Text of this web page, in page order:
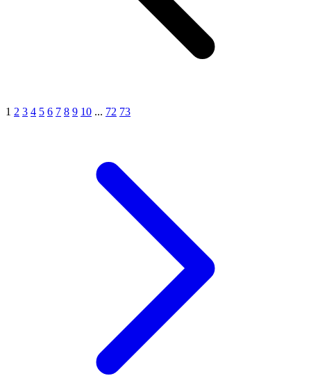
1 2 3 4 5 6 7 8 9 10 ... 72 73